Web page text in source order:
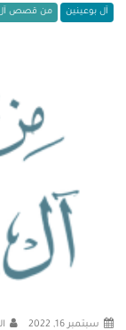
آل بوعينين من قصص آل
سبتمبر 16, 2022